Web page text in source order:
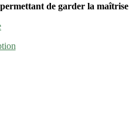
permettant de garder la maîtrise